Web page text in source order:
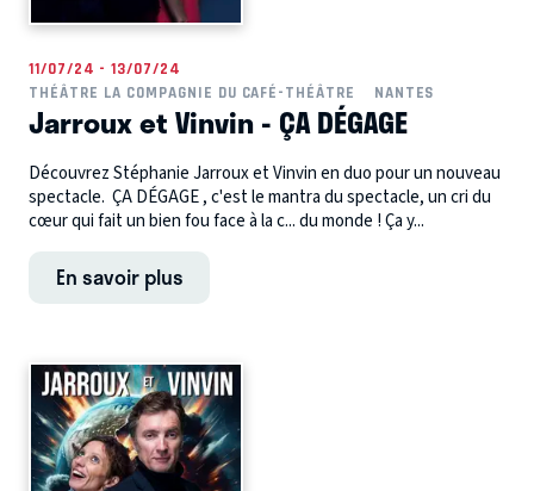
11/07/24 - 13/07/24
THÉÂTRE LA COMPAGNIE DU CAFÉ-THÉÂTRE
NANTES
Jarroux et Vinvin - ÇA DÉGAGE
Découvrez Stéphanie Jarroux et Vinvin en duo pour un nouveau
spectacle. ÇA DÉGAGE , c'est le mantra du spectacle, un cri du
cœur qui fait un bien fou face à la c... du monde ! Ça y...
En savoir plus